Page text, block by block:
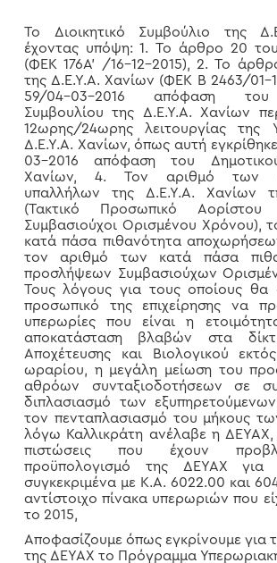
Το Διοικητικό Συμβούλιο της
έχοντας υπόψη: 1. Το άρθρο 20
(ΦΕΚ 176Α’ /16-12-2015), 2. Το
της Δ.Ε.Υ.Α. Χανίων (ΦΕΚ Β 2463/01-
59/04-03-2016 απόφαση του
Συμβουλίου της Δ.Ε.Υ.Α. Χανίων
12ωρης/24ωρης λειτουργίας της
Δ.Ε.Υ.Α. Χανίων, όπως αυτή
03-2016 απόφαση του
Χανίων, 4. Τον αριθμό των
υπαλλήλων της Δ.Ε.Υ.Α. Χανίων
(Τακτικό Προσωπικό
Συμβασιούχοι Ορισμένου Χρόνου),
κατά πάσα πιθανότητα
τον αριθμό των κατά πάσα
προσλήψεων Συμβασιούχων
Τους λόγους για τους οποίους θα
προσωπικό της επιχείρησης να
υπερωρίες που είναι η
αποκατάσταση βλαβών στα
Αποχέτευσης και Βιολογικού
ωραρίου, η μεγάλη μείωση του
αθρόων συνταξιοδοτήσεων σε
διπλασιασμό των
τον πενταπλασιασμό του μήκους
λόγω Καλλικράτη ανέλαβε η ΔΕΥΑΧ,
πιστώσεις που έχουν
προϋπολογισμό της ΔΕΥΑΧ
συγκεκριμένα με Κ.Α. 6022.00 και
αντίστοιχο πίνακα υπερωριών που
το 2015,
Αποφασίζουμε όπως εγκρίνουμε για
της ΔΕΥΑΧ το Πρόγραμμα